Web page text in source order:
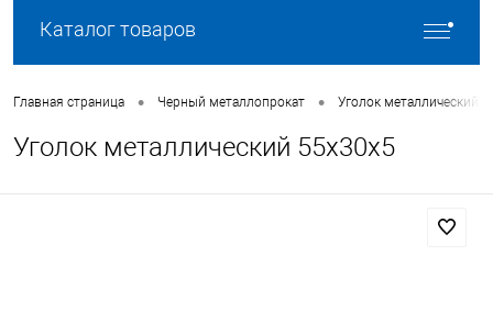
Каталог товаров
Главная страница • Черный металлопрокат • Уголок металлический
Уголок металлический 55х30х5